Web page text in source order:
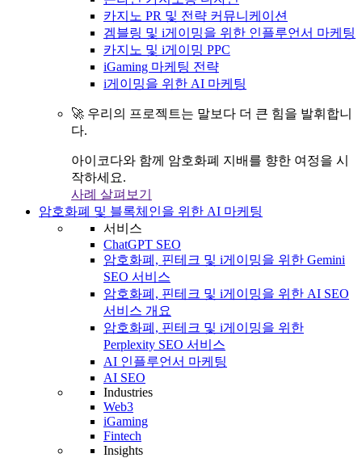
카지노 PR 및 전략 커뮤니케이션
겜블링 및 i게이밍을 위한 인플루언서 마케팅
카지노 및 i게이밍 PPC
iGaming 마케팅 전략
i게이밍을 위한 AI 마케팅
🚀 우리의 프로젝트는 말보다 더 큰 힘을 발휘합니
다.
아이코다와 함께 암호화폐 지배를 향한 여정을 시
작하세요.
사례 살펴보기
암호화폐 및 블록체인을 위한 AI 마케팅
서비스
ChatGPT SEO
암호화폐, 핀테크 및 i게이밍을 위한 Gemini
SEO 서비스
암호화폐, 핀테크 및 i게이밍을 위한 AI SEO
서비스 개요
암호화폐, 핀테크 및 i게이밍을 위한
Perplexity SEO 서비스
AI 인플루언서 마케팅
AI SEO
Industries
Web3
iGaming
Fintech
Insights